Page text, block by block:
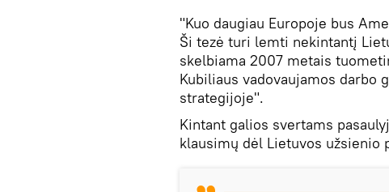
"Kuo daugiau Europoje bus
Ši tezė turi lemti nekintantį
skelbiama 2007 metais
Kubiliaus vadovaujamos darbo
strategijoje".
Kintant galios svertams
klausimų dėl Lietuvos užsienio